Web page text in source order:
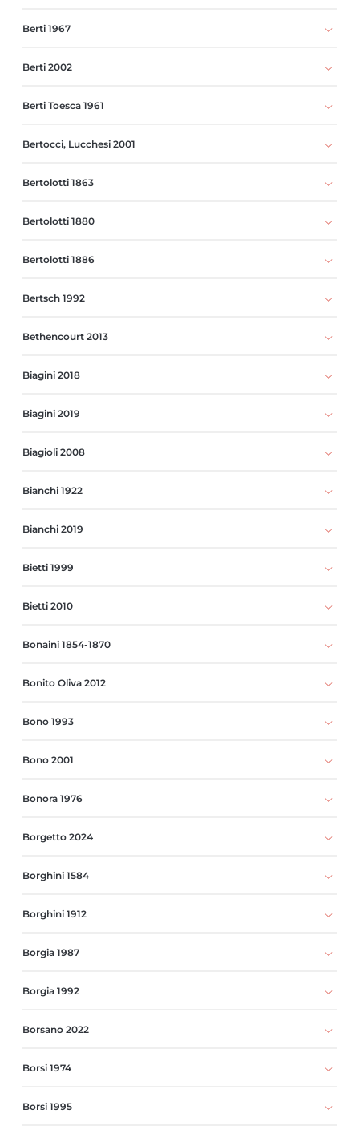
Berti 1967
Berti 2002
Berti Toesca 1961
Bertocci, Lucchesi 2001
Bertolotti 1863
Bertolotti 1880
Bertolotti 1886
Bertsch 1992
Bethencourt 2013
Biagini 2018
Biagini 2019
Biagioli 2008
Bianchi 1922
Bianchi 2019
Bietti 1999
Bietti 2010
Bonaini 1854-1870
Bonito Oliva 2012
Bono 1993
Bono 2001
Bonora 1976
Borgetto 2024
Borghini 1584
Borghini 1912
Borgia 1987
Borgia 1992
Borsano 2022
Borsi 1974
Borsi 1995